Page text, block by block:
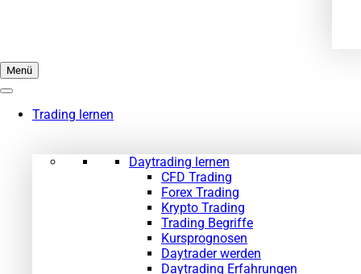
Menü
Trading lernen
Daytrading lernen
CFD Trading
Forex Trading
Krypto Trading
Trading Begriffe
Kursprognosen
Daytrader werden
Daytrading Erfahrungen